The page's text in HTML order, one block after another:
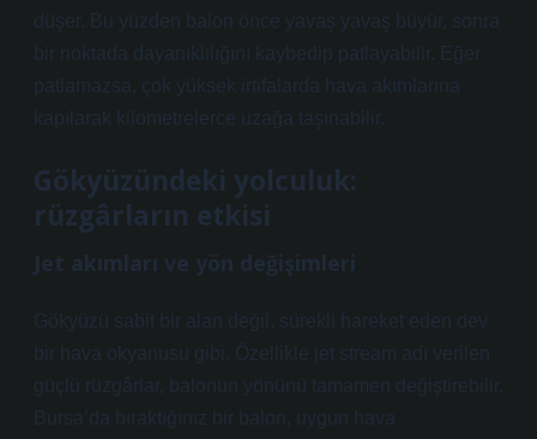
düşer. Bu yüzden balon önce yavaş yavaş büyür, sonra
bir noktada dayanıklılığını kaybedip patlayabilir. Eğer
patlamazsa, çok yüksek irtifalarda hava akımlarına
kapılarak kilometrelerce uzağa taşınabilir.
Gökyüzündeki yolculuk:
rüzgârların etkisi
Jet akımları ve yön değişimleri
Gökyüzü sabit bir alan değil, sürekli hareket eden dev
bir hava okyanusu gibi. Özellikle jet stream adı verilen
güçlü rüzgârlar, balonun yönünü tamamen değiştirebilir.
Bursa’da bıraktığınız bir balon, uygun hava